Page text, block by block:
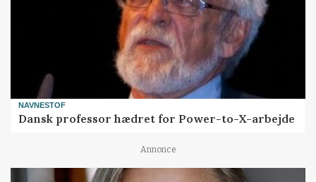
NAVNESTOF
Dansk professor hædret for Power-to-X-arbejde
Annonce